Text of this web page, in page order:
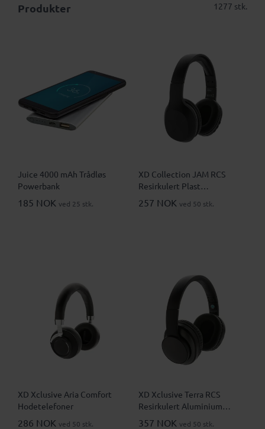
Produkter 1277 stk.
Juice 4000 mAh Trådløs
Powerbank
185 NOK ved 25 stk.
XD Collection JAM RCS
Resirkulert Plast
Hodetelefoner
257 NOK ved 50 stk.
XD Xclusive Aria Comfort
Hodetelefoner
286 NOK ved 50 stk.
XD Xclusive Terra RCS
Resirkulert Aluminium
Hodetelefoner
357 NOK ved 50 stk.